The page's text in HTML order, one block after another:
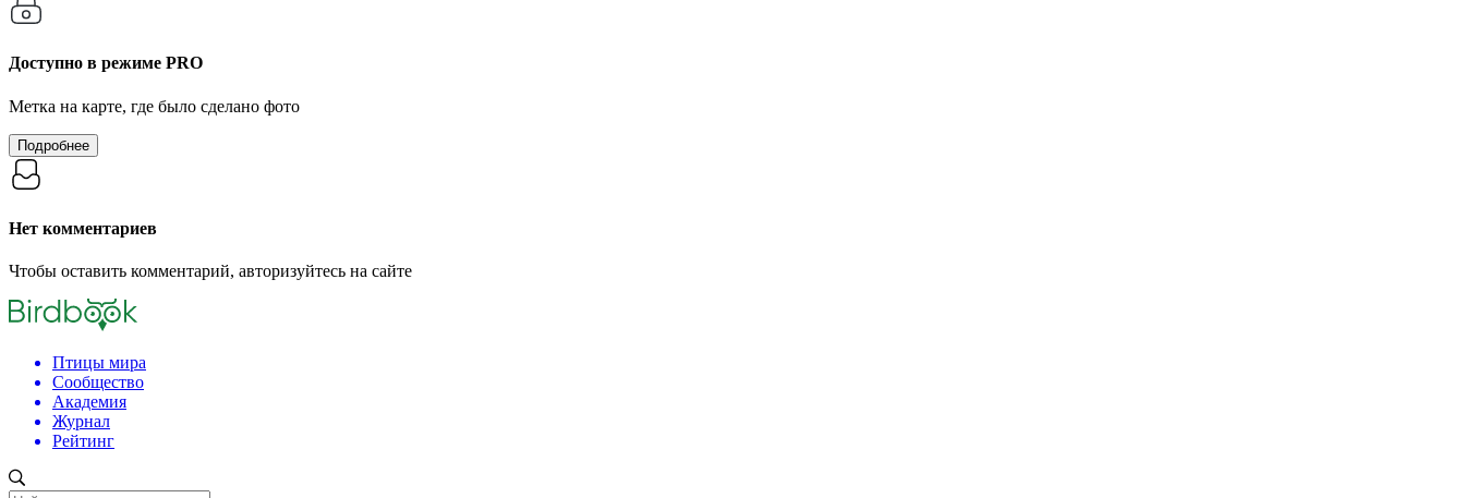
Доступно в режиме PRO
Метка на карте, где было сделано фото
Подробнее
Нет комментариев
Чтобы оставить комментарий, авторизуйтесь на сайте
Птицы мира
Сообщество
Академия
Журнал
Рейтинг